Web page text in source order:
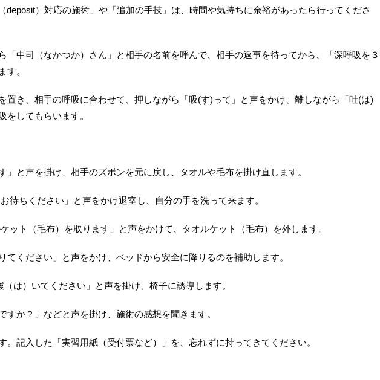
deposit）対応の施術」や「追加の手技」は、時間や気持ちに余裕があったら行ってくださ
「中司（なかつか）さん」と相手の名前を呼んで、相手の返事を待ってから、「深呼吸を３
す。
置き、相手の呼吸に合わせて、押しながら「吸(す)って」と声をかけ、離しながら「吐(は)
をしてもらいます。
と声を掛け、相手のズボンを元に戻し、タオルや毛布を掛け直します。
待ちください」と声をかけ退室し、自分の手を洗って来ます。
ット（毛布）を取ります」と声をかけて、タオルケット（毛布）を外します。
てください」と声をかけ、ベッドから安全に降りるのを補助します。
は）いてください」と声を掛け、椅子に誘導します。
か？」などと声を掛け、施術の感想を聞きます。
記入した「実習用紙（受付票など）」を、忘れずに持ってきてください。